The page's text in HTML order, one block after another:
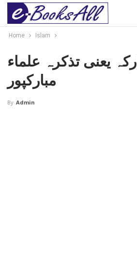
Home Islam
یعنی تذکرہ علماء
مبارکپور
By Admin